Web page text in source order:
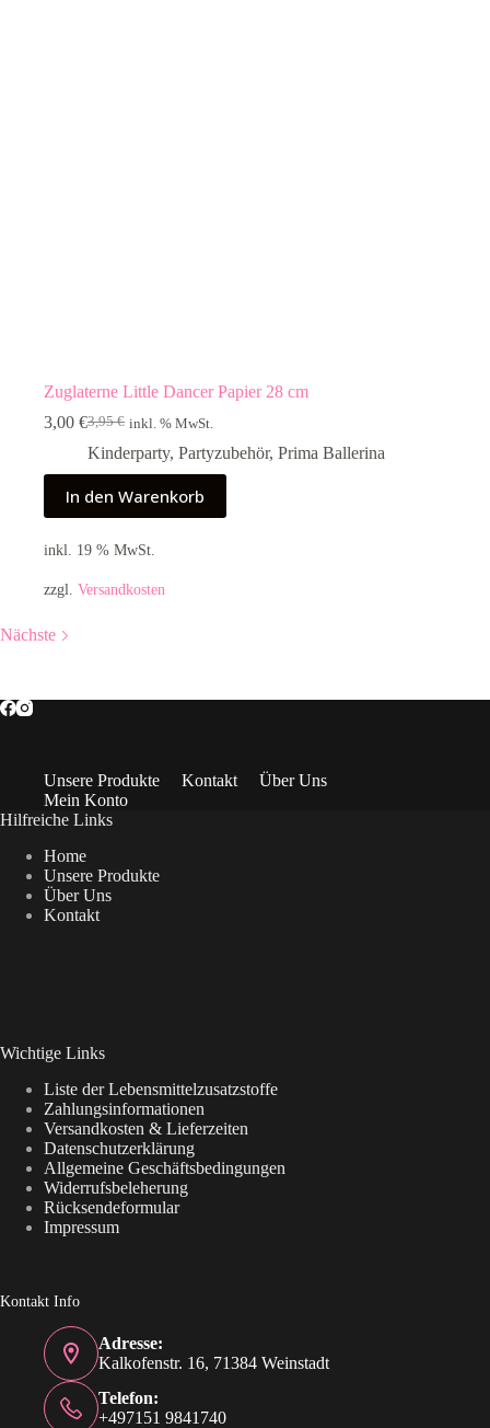
Zuglaterne Little Dancer Papier 28 cm
3,95€
Ursprünglicher
Preis
war:
3,95 €
3,00 €Aktueller
Preis
ist:
3,00 €.
inkl. % MwSt.
Kinderparty, Partyzubehör, Prima Ballerina
In den Warenkorb
inkl. 19 % MwSt.
zzgl. Versandkosten
Nächste
Unsere Produkte Kontakt
Über Uns
Mein Konto
Hilfreiche Links
Home
Unsere Produkte
Über Uns
Kontakt
Wichtige Links
Liste der Lebensmittelzusatzstoffe
Zahlungsinformationen
Versandkosten & Lieferzeiten
Datenschutzerklärung
Allgemeine Geschäftsbedingungen
Widerrufsbeleherung
Rücksendeformular
Impressum
Kontakt Info
Adresse:
Kalkofenstr. 16, 71384 Weinstadt
Telefon:
+497151 9841740